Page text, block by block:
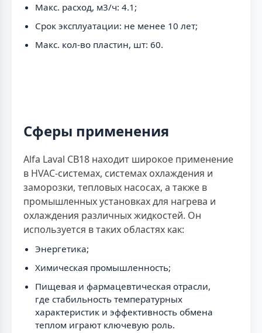
Макс. расход, м3/ч: 4.1;
Срок эксплуатации: не менее 10 лет;
Макс. кол-во пластин, шт: 60.
Сферы применения
Alfa Laval CB18 находит широкое применение
в HVAC-системах, системах охлаждения и
заморозки, тепловых насосах, а также в
промышленных установках для нагрева и
охлаждения различных жидкостей. Он
используется в таких областях как:
Энергетика;
Химическая промышленность;
Пищевая и фармацевтическая отрасли,
где стабильность температурных
характеристик и эффективность обмена
теплом играют ключевую роль.